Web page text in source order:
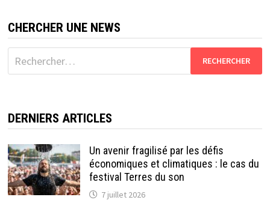
CHERCHER UNE NEWS
Rechercher :
DERNIERS ARTICLES
Un avenir fragilisé par les défis
économiques et climatiques : le cas du
festival Terres du son
7 juillet 2026